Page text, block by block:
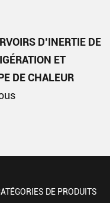
D’INERTIE DE
ET
DE CHALEUR
DE PRODUITS